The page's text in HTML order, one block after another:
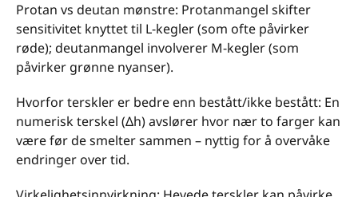
Protan vs deutan mønstre: Protanmangel skifter
sensitivitet knyttet til L-kegler (som ofte påvirker
røde); deutanmangel involverer M-kegler (som
påvirker grønne nyanser).
Hvorfor terskler er bedre enn bestått/ikke bestått: En
numerisk terskel (Δh) avslører hvor nær to farger kan
være før de smelter sammen – nyttig for å overvåke
endringer over tid.